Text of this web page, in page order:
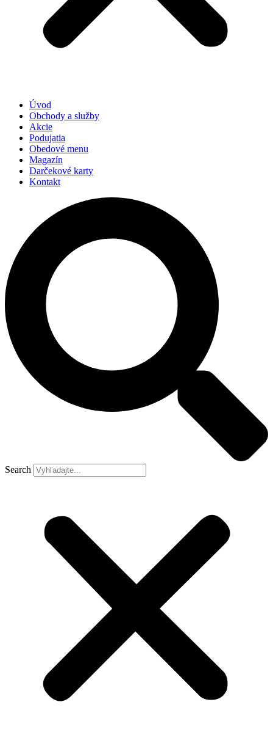
Úvod
Obchody a služby
Akcie
Podujatia
Obedové menu
Magazín
Darčekové karty
Kontakt
Search